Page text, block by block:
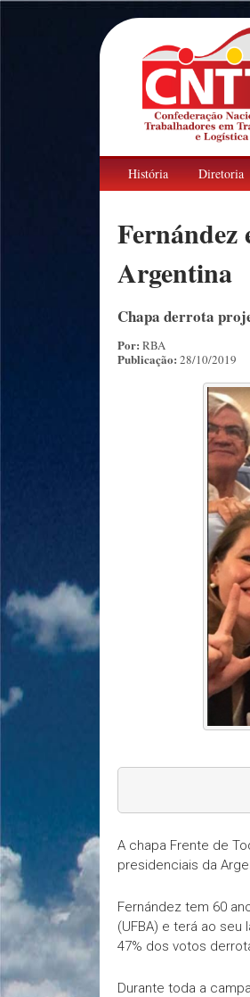
História Diretoria
Fernández
Argentina
Chapa derrota
Por: RBA
Publicação: 28/10/2019
A chapa Frente de
presidenciais da
Fernández tem 60
(UFBA) e terá ao seu
47% dos votos
Durante toda a